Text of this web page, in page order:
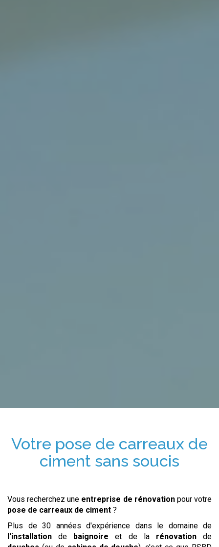
Votre pose de carreaux de
ciment sans soucis
Vous recherchez une entreprise de rénovationpour votre
pose de carreaux de ciment ?
Plus de 30 années d'expérience dans le domaine de
l'installation de baignoire et de la rénovationde